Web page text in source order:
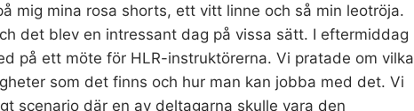
mig mina rosa shorts, ett vitt linne och så min leotröja.
det blev en intressant dag på vissa sätt. I eftermiddag
på ett möte för HLR-instruktörerna. Vi pratade om vilka
som det finns och hur man kan jobba med det. Vi
scenario där en av deltagarna skulle vara den